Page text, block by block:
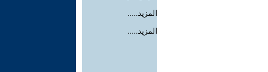
المزيد.....
المزيد.....